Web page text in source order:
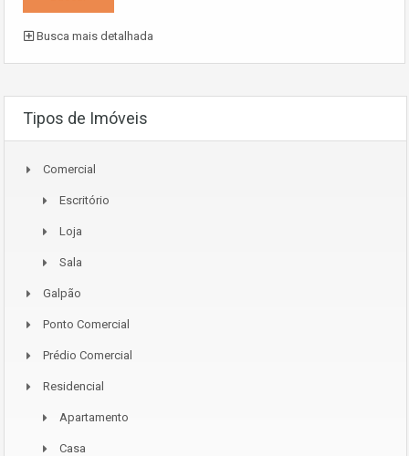
Busca mais detalhada
Tipos de Imóveis
Comercial
Escritório
Loja
Sala
Galpão
Ponto Comercial
Prédio Comercial
Residencial
Apartamento
Casa